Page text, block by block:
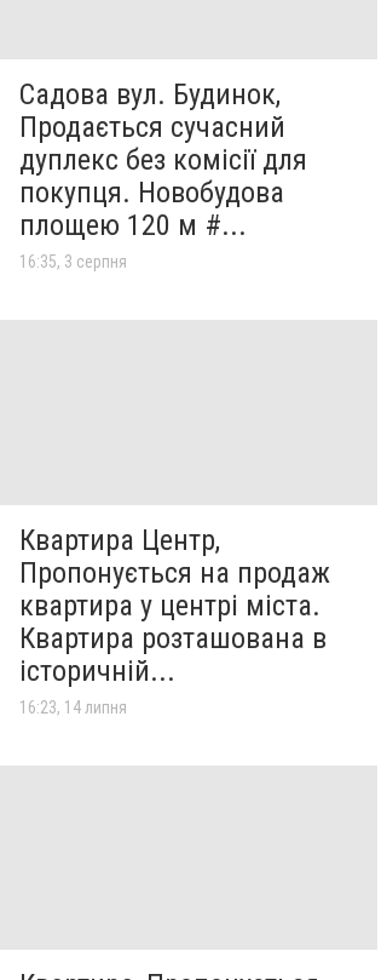
Садова вул. Будинок,
Продається сучасний
дуплекс без комісії для
покупця. Новобудова
площею 120 м #...
16:35, 3 серпня
Квартира Центр,
Пропонується на продаж
квартира у центрі міста.
Квартира розташована в
історичній...
16:23, 14 липня